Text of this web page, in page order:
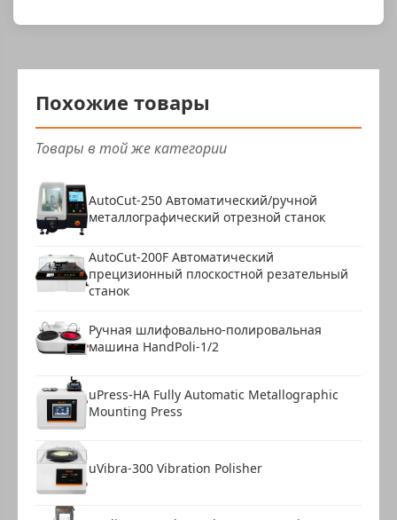
Похожие товары
Товары в той же категории
AutoCut-250 Автоматический/ручной
металлографический отрезной станок
AutoCut-200F Автоматический
прецизионный плоскостной резательный
станок
Ручная шлифовально-полировальная
машина HandPoli-1/2
uPress-HA Fully Automatic Metallographic
Mounting Press
uVibra-300 Vibration Polisher